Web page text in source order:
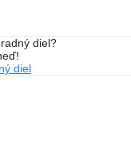
diel?
diel